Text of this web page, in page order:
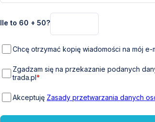
Ile to 60 + 50?
Chcę otrzymać kopię wiadomości na mój e-
Zgadzam się na przekazanie podanych
trada.pl*
Akceptuję Zasady przetwarzania danych